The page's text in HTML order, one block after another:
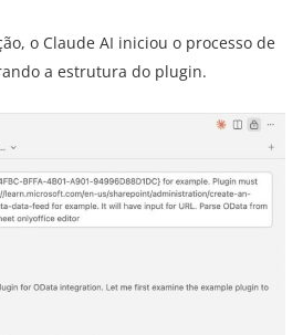
o Claude AI iniciou o processo de
a estrutura do plugin.